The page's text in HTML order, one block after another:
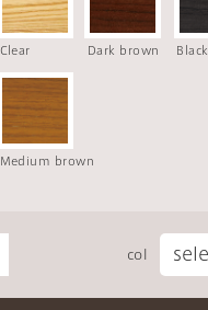
Clear Dark brown Black
Medium brown
col